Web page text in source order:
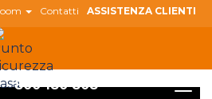
Contatti ASSISTENZA CLIENTI
800 180 808